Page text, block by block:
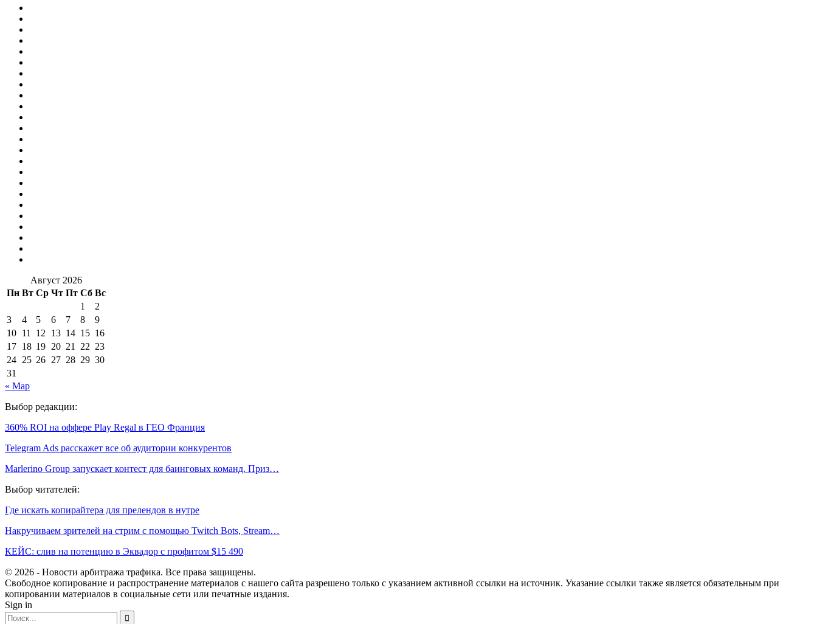
Август 2026
Пн Вт Ср Чт Пт Сб Вс
1
2
3
4 5 6 7 8
9
10 11 12 13 14 15 16
17 18 19 20 21 22 23
24 25 26 27 28 29 30
31
« Мар
Выбор редакции:
360% ROI на оффере Play Regal в ГЕО Франция
Telegram Ads расскажет все об аудитории конкурентов
Marlerino Group запускает контест для баинговых команд. Приз…
Выбор читателей:
Где искать копирайтера для прелендов в нутре
Накручиваем зрителей на стрим с помощью Twitch Bots, Stream…
КЕЙС: слив на потенцию в Эквадор с профитом $15 490
© 2026 - Новости арбитража трафика. Все права защищены.
Свободное копирование и распространение материалов с нашего сайта разрешено только с указанием активной ссылки на источник. Указание ссылки также является обязательным при
копировании материалов в социальные сети или печатные издания.
Sign in